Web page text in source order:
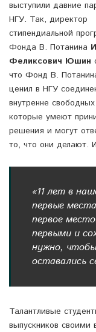
выступили давние
НГУ. Так, директор
стипендиальной
Фонда В. Потанина
Феликсович Юшин
что Фонд В.
ценил в НГУ
внутренне
которые умеют
решения и могут
то, что они делают.
«11 лет в
первые
первое
первыми и
нужно,
оставались
Талантливые
выпускников своими